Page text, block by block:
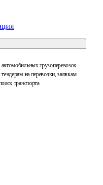
грузоперевозок.
на перевозки, заявкам
транспорта